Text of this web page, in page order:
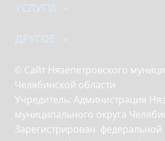
УСЛУГИ
ДРУГОЕ
© Сайт Нязепетровского
Челябинской области
Учредитель: Администрация
муниципального округа
Зарегистрирован